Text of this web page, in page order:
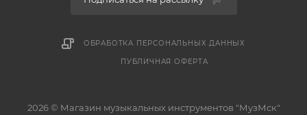
ОБРАБОТКА ПЕРСОНАЛЬНЫХ ДАННЫХ
ПУБЛИЧНАЯ ОФЕРТА
2026 © Магазин музыкальных инструментов "МузМск"